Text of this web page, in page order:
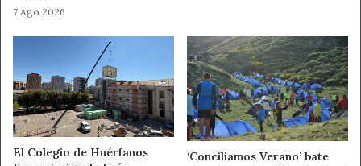
7 Ago 2026
El Colegio de Huérfanos
‘Conciliamos Verano’ bate